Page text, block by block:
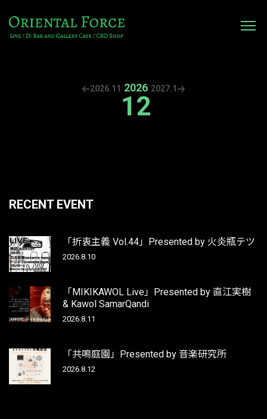
2026.11 2026
12
2027.1
RECENT EVENT
「折衷主義 Vol.44」Presented by 火炎瓶テツ
2026.8.10
「MIKIKAWOL Live」Presented by 直江実樹
& Kawol SamarQandi
2026.8.11
「共鳴庭園」Presented by 音楽研究所
2026.8.12